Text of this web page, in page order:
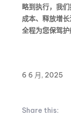
略到执行，我
成本、释放增
全程为您保驾护
6 6 月, 2025
Share this: